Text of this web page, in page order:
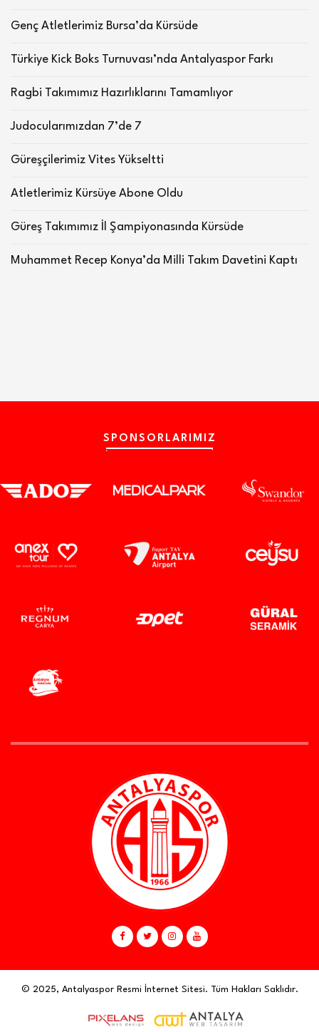
Genç Atletlerimiz Bursa’da Kürsüde
Türkiye Kick Boks Turnuvası’nda Antalyaspor Farkı
Ragbi Takımımız Hazırlıklarını Tamamlıyor
Judocularımızdan 7’de 7
Güreşçilerimiz Vites Yükseltti
Atletlerimiz Kürsüye Abone Oldu
Güreş Takımımız İl Şampiyonasında Kürsüde
Muhammet Recep Konya’da Milli Takım Davetini Kaptı
SPONSORLARIMIZ
© 2025, Antalyaspor Resmi İnternet Sitesi. Tüm Hakları Saklıdır.